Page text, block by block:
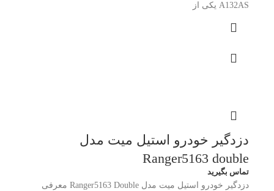
A132AS یکی از
دزدگیر خودرو استیل میت مدل
Ranger5163 double
تماس بگیرید
دزدگیر خودرو استیل میت مدل Ranger5163 Double معرفی